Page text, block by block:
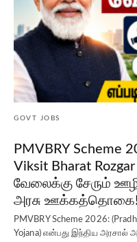
GOVT JOBS
PMVBRY Scheme
Viksit Bharat
வேலைக்கு சேரும்
அரசு ஊக்கத்தொகை!
PMVBRY Scheme 2026:
Yojana) என்பது இந்திய அரசால்